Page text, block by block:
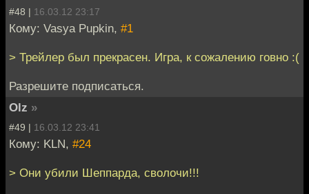
#48 | 16.03.12 23:17
Кому: Vasya Pupkin, #1
> Трейлер был прекрасен. Игра, к сожалению говно :(
Разрешите подписаться.
Olz »
#49 | 16.03.12 23:41
Кому: KLN, #24
> Они убили Шеппарда, сволочи!!!